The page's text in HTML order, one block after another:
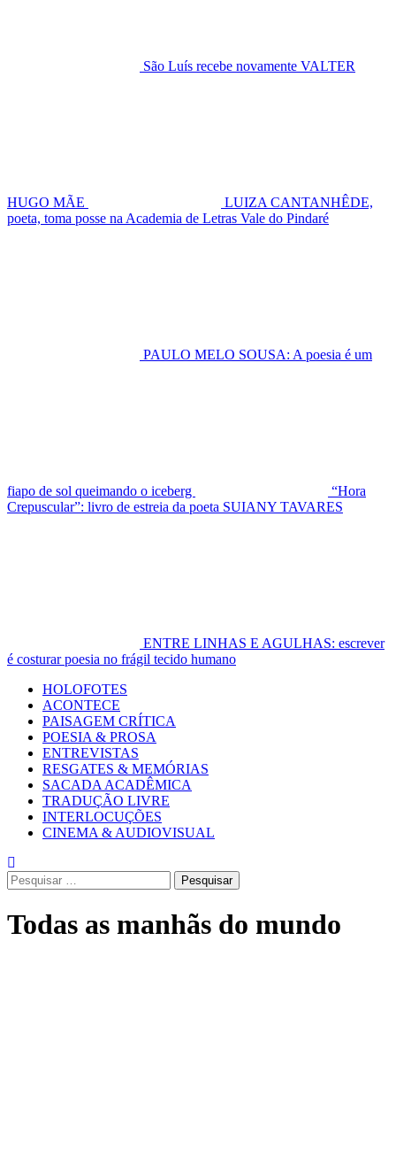
São Luís recebe novamente VALTER
HUGO MÃE
LUIZA CANTANHÊDE,
poeta, toma posse na Academia de Letras Vale do Pindaré
PAULO MELO SOUSA: A poesia é um
fiapo de sol queimando o iceberg
“Hora
Crepuscular”: livro de estreia da poeta SUIANY TAVARES
ENTRE LINHAS E AGULHAS: escrever
é costurar poesia no frágil tecido humano
Primary
Menu
HOLOFOTES
ACONTECE
PAISAGEM CRÍTICA
POESIA & PROSA
ENTREVISTAS
RESGATES & MEMÓRIAS
SACADA ACADÊMICA
TRADUÇÃO LIVRE
INTERLOCUÇÕES
CINEMA & AUDIOVISUAL
Pesquisar
por:
Todas as manhãs do mundo